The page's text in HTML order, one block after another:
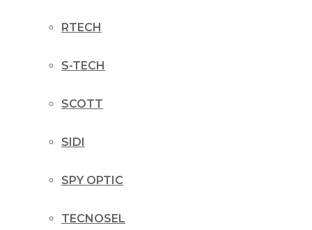
RTECH
S-TECH
SCOTT
SIDI
SPY OPTIC
TECNOSEL